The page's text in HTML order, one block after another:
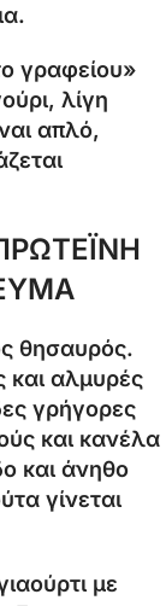
γραφείου»
λίγη
απλό,
θησαυρός.
και αλμυρές
γρήγορες
και κανέλα
και άνηθο
γίνεται
με